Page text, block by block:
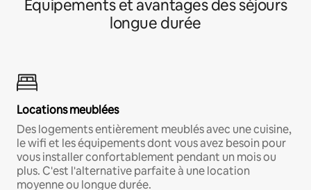
Équipements et avantages des séjours
longue durée
Locations meublées
Des logements entièrement meublés avec une cuisine,
le wifi et les équipements dont vous avez besoin pour
vous installer confortablement pendant un mois ou
plus. C'est l'alternative parfaite à une location
moyenne ou longue durée.